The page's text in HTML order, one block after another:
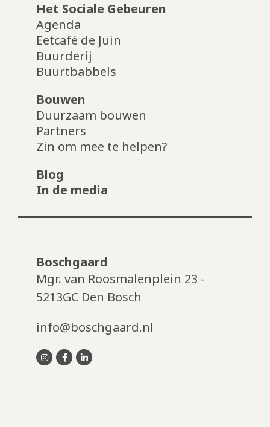
Het Sociale Gebeuren
Agenda
Eetcafé de Juin
Buurderij
Buurtbabbels
Bouwen
Duurzaam bouwen
Partners
Zin om mee te helpen?
Blog
In de media
Boschgaard
Mgr. van Roosmalenplein 23 -
5213GC Den Bosch
info@boschgaard.nl
instagram
facebook-
linkedin